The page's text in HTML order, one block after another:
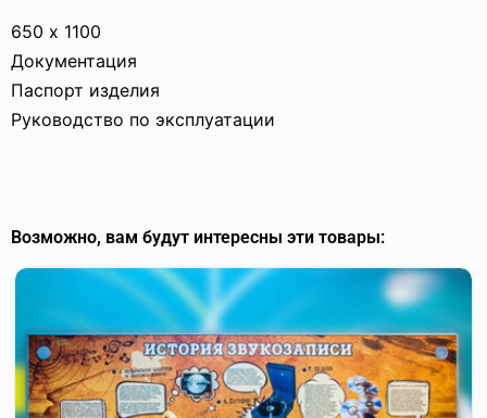
650 х 1100
Документация
Паспорт изделия
Руководство по эксплуатации
Возможно, вам будут интересны эти товары: